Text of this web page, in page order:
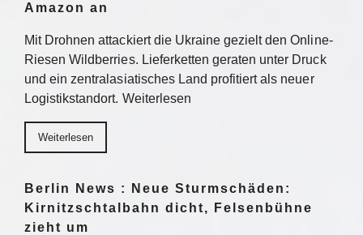
Amazon an
Mit Drohnen attackiert die Ukraine gezielt den Online-
Riesen Wildberries. Lieferketten geraten unter Druck
und ein zentralasiatisches Land profitiert als neuer
Logistikstandort. Weiterlesen
Weiterlesen
Berlin News : Neue Sturmschäden:
Kirnitzschtalbahn dicht, Felsenbühne
zieht um